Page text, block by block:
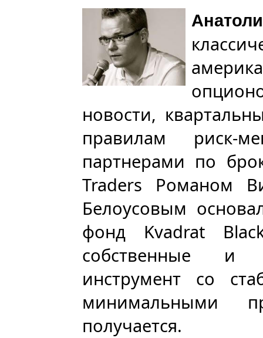
новости,
правилам риск-
партнерами по
Traders Романом
Белоусовым
фонд Kvadrat
собственные и
инструмент со
минимальными
получается.